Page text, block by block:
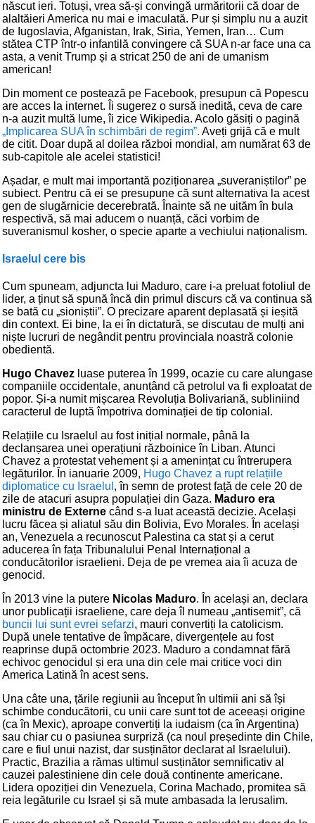
născut ieri. Totuși, vrea să-și convingă urmăritorii că doar de
alaltăieri America nu mai e imaculată. Pur și simplu nu a auzit
de Iugoslavia, Afganistan, Irak, Siria, Yemen, Iran… Cum
stătea CTP într-o infantilă convingere că SUA n-ar face una ca
asta, a venit Trump și a stricat 250 de ani de umanism
american!
Din moment ce postează pe Facebook, presupun că Popescu
are acces la internet. Îi sugerez o sursă inedită, ceva de care
n-a auzit multă lume, îi zice Wikipedia. Acolo găsiți o pagină
„Implicarea SUA în schimbări de regim”. Aveți grijă că e mult
de citit. Doar după al doilea război mondial, am numărat 63 de
sub-capitole ale acelei statistici!
Așadar, e mult mai importantă poziționarea „suveraniștilor” pe
subiect. Pentru că ei se presupune că sunt alternativa la acest
gen de slugărnicie decerebrată. Înainte să ne uităm în bula
respectivă, să mai aducem o nuanță, căci vorbim de
suveranismul kosher, o specie aparte a vechiului naționalism.
Israelul cere bis
Cum spuneam, adjuncta lui Maduro, care i-a preluat fotoliul de
lider, a ținut să spună încă din primul discurs că va continua să
se bată cu „sioniștii”. O precizare aparent deplasată și ieșită
din context. Ei bine, la ei în dictatură, se discutau de mulți ani
niște lucruri de negândit pentru provinciala noastră colonie
obedientă.
Hugo Chavez luase puterea în 1999, ocazie cu care alungase
companiile occidentale, anunțând că petrolul va fi exploatat de
popor. Și-a numit mișcarea Revoluția Bolivariană, subliniind
caracterul de luptă împotriva dominației de tip colonial.
Relațiile cu Israelul au fost inițial normale, până la
declanșarea unei operațiuni războinice în Liban. Atunci
Chavez a protestat vehement și a amenințat cu întrerupera
legăturilor. În ianuarie 2009, Hugo Chavez a rupt relațiile
diplomatice cu Israelul , în semn de protest față de cele 20 de
zile de atacuri asupra populației din Gaza. Maduro era
ministru de Externe când s-a luat această decizie. Același
lucru făcea și aliatul său din Bolivia, Evo Morales. În același
an, Venezuela a recunoscut Palestina ca stat și a cerut
aducerea în fața Tribunalului Penal Internațional a
conducătorilor israelieni. Deja de pe vremea aia îi acuza de
genocid.
În 2013 vine la putere Nicolas Maduro. În același an, declara
unor publicații israeliene, care deja îl numeau „antisemit”, că
buncii lui sunt evrei sefarzi, mauri convertiți la catolicism.
După unele tentative de împăcare, divergențele au fost
reaprinse după octombrie 2023. Maduro a condamnat fără
echivoc genocidul și era una din cele mai critice voci din
America Latină în acest sens.
Una câte una, țările regiunii au început în ultimii ani să își
schimbe conducătorii, cu unii care sunt tot de aceeași origine
(ca în Mexic), aproape convertiți la iudaism (ca în Argentina)
sau chiar cu o pasiunea surpriză (ca noul președinte din Chile,
care e fiul unui nazist, dar susținător declarat al Israelului).
Practic, Brazilia a rămas ultimul susținător semnificativ al
cauzei palestiniene din cele două continente americane.
Lidera opoziției din Venezuela, Corina Machado, promitea să
reia legăturile cu Israel și să mute ambasada la Ierusalim.